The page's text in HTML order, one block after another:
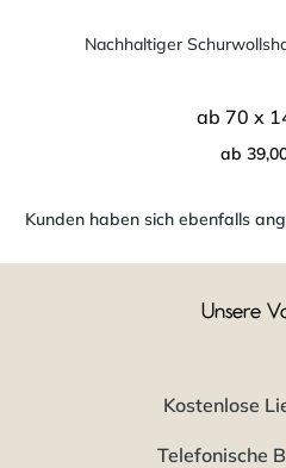
Nachhaltiger
ab 70 x
ab
Kunden haben sich ebenfalls
Unsere
Kostenlose
Telefonische